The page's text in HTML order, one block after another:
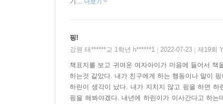
더보기
핑!
강원 태******교 1학년 h******1
2022-07-23 제19회
책표지를 보고 귀여운 여자아이가 마음에 들어서
하는것 같았다. 내가 친구에게 하는 행동이나 말이
하린이 생각이 났다. 내가 지치지 않고 핑을 하면
핑을 해봐야겠다. 내년에 하린이가 이사간다고 하